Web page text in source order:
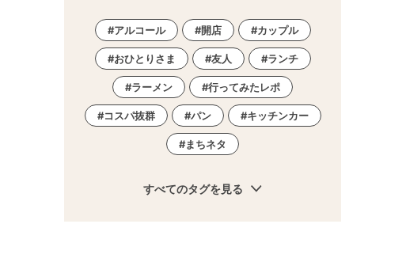
アルコール 開店 カップル
おひとりさま 友人 ランチ
ラーメン 行ってみたレポ
コスパ抜群 パン キッチンカー
まちネタ
すべてのタグを見る